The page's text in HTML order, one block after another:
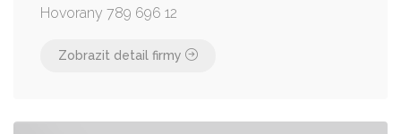
Hovorany 789 696 12
Zobrazit detail firmy